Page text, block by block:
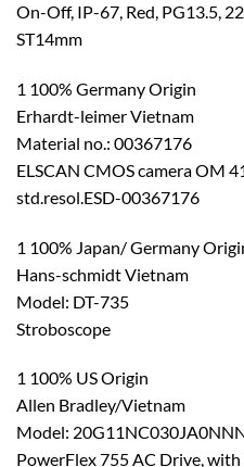
On-Off, IP-67, Red, PG13.5,
ST14mm
1 100% Germany Origin
Erhardt-leimer Vietnam
Material no.: 00367176
ELSCAN CMOS camera OM
std.resol.ESD-00367176
1 100% Japan/ Germany
Hans-schmidt Vietnam
Model: DT-735
Stroboscope
1 100% US Origin
Allen Bradley/Vietnam
Model:
PowerFlex 755 AC Drive,